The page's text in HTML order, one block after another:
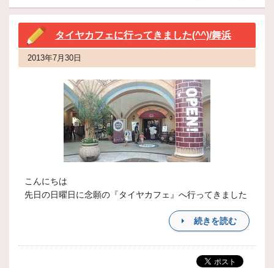
タイヤカフェに行ってきました(^^)/舞浜
2013年7月30日
こんにちは
先日の日曜日に念願の『タイヤカフェ』へ行ってきました
続きを読む